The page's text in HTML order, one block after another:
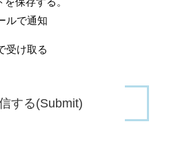
ルで通知
受け取る